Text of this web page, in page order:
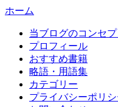
ホーム
当ブログのコンセプ
プロフィール
おすすめ書籍
略語・用語集
カテゴリー
プライバシーポリシ